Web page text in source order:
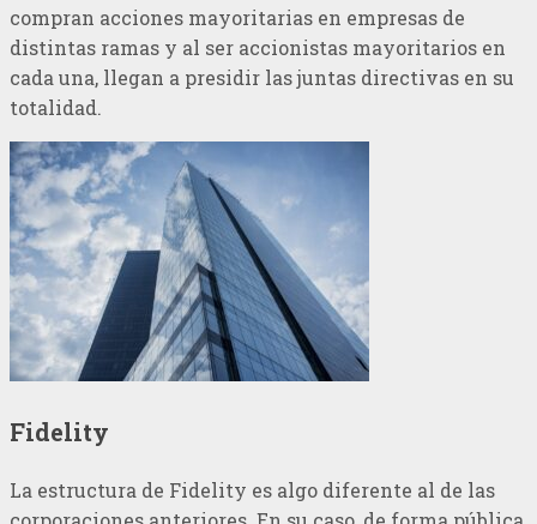
compran acciones mayoritarias en empresas de
distintas ramas y al ser accionistas mayoritarios en
cada una, llegan a presidir las juntas directivas en su
totalidad.
Fidelity
La estructura de Fidelity es algo diferente al de las